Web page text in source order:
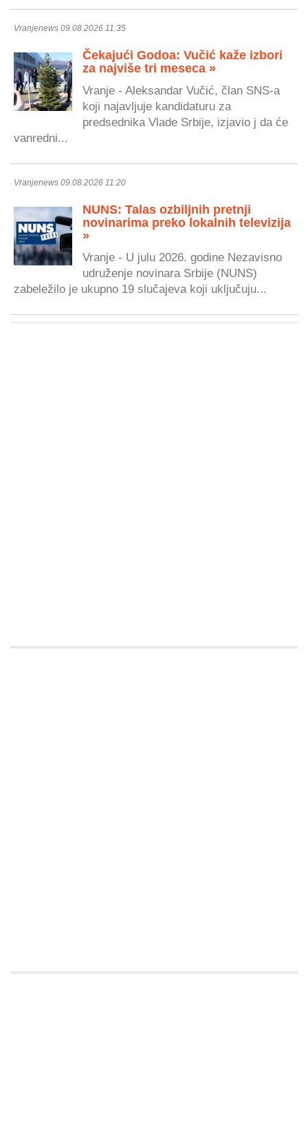
Vranjenews 09.08.2026 11:35
Čekajući Godoa: Vučić kaže izbori
za najviše tri meseca »
Vranje - Aleksandar Vučić, član SNS-a
koji najavljuje kandidaturu za
predsednika Vlade Srbije, izjavio j da će
vanredni...
Vranjenews 09.08.2026 11:20
NUNS: Talas ozbiljnih pretnji
novinarima preko lokalnih televizija
»
Vranje - U julu 2026. godine Nezavisno
udruženje novinara Srbije (NUNS)
zabeležilo je ukupno 19 slučajeva koji uključuju...